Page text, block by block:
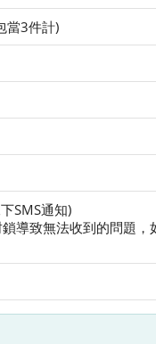
當3件計)
SMS通知)
導致無法收到的問題，